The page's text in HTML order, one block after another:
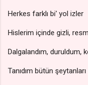
Herkes farklı bi' yol izler
Hislerim içinde gizli,
Dalgalandım, duruldum,
Tanıdım bütün